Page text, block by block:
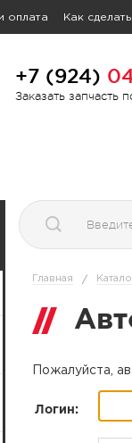
оплата Как
+7 (924)
Заказать запчасть
Главная /
Пожалуйста,
Логин: